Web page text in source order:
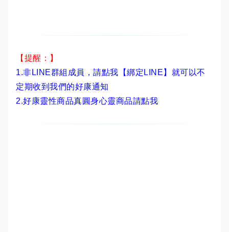
【提醒：】
1.非LINE群組成員， 請點我【綁定LINE】 就可以不
定期收到我們的好康通知
2.好康靈性商品真圓身心靈商品請點我